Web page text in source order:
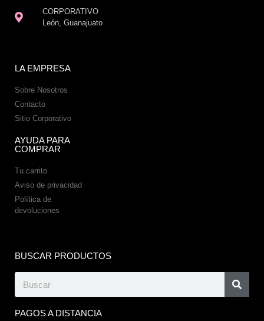
CORPORATIVO
León, Guanajuato
LA EMPRESA
Sobre Nosotros
Contacto
Sitio Corporativo
AYUDA PARA
COMPRAR
Tu carrito
Aviso de privacidad
Política de
devoluciones
BUSCAR PRODUCTOS
PAGOS A DISTANCIA